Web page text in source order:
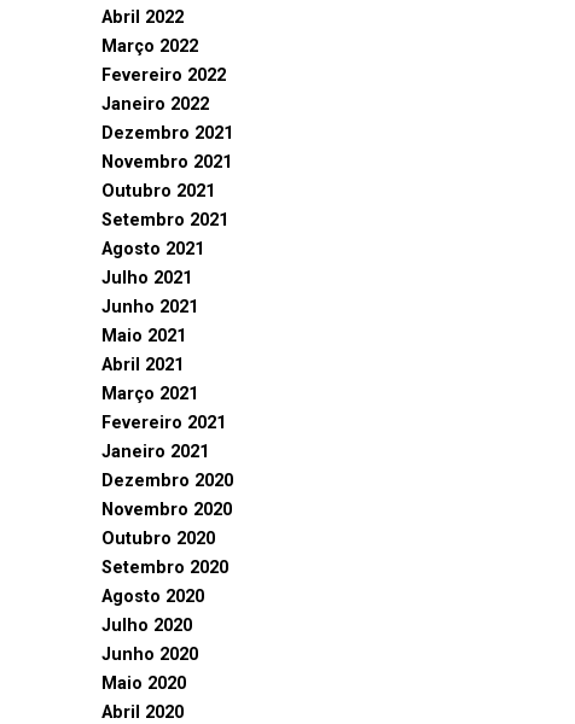
Abril 2022
Março 2022
Fevereiro 2022
Janeiro 2022
Dezembro 2021
Novembro 2021
Outubro 2021
Setembro 2021
Agosto 2021
Julho 2021
Junho 2021
Maio 2021
Abril 2021
Março 2021
Fevereiro 2021
Janeiro 2021
Dezembro 2020
Novembro 2020
Outubro 2020
Setembro 2020
Agosto 2020
Julho 2020
Junho 2020
Maio 2020
Abril 2020